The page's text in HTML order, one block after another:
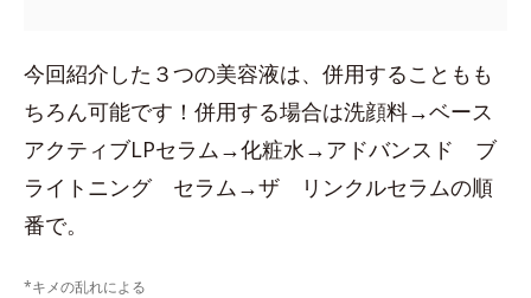
今回紹介した３つの美容液は、併用することもも
ちろん可能です！併用する場合は洗顔料→ベース
アクティブLPセラム→化粧水→アドバンスド ブ
ライトニング セラム→ザ リンクルセラムの順
番で。
*キメの乱れによる